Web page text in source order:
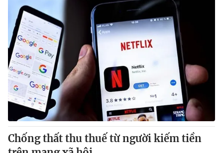
Chống thất thu thuế từ người kiếm tiền